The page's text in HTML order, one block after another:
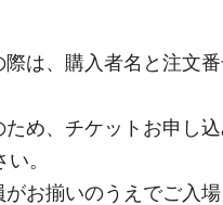
は、購入者名と注文番
め、チケットお申し
。
お揃いのうえでご入場